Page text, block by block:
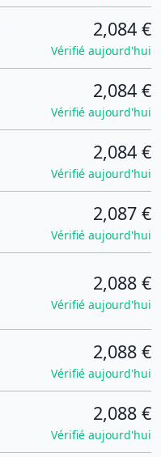
2,084 €
Vérifié aujourd'hui
2,084 €
Vérifié aujourd'hui
2,084 €
Vérifié aujourd'hui
2,087 €
Vérifié aujourd'hui
2,088 €
Vérifié aujourd'hui
2,088 €
Vérifié aujourd'hui
2,088 €
Vérifié aujourd'hui